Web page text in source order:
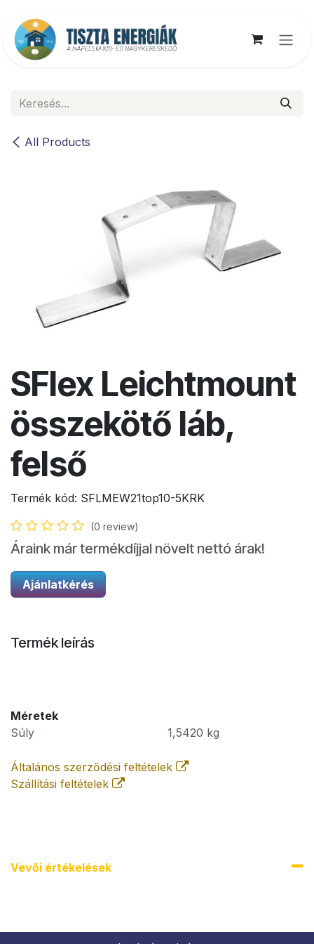
All Products
SFlex Leichtmount
összekötő láb,
felső
Termék kód: SFLMEW21top10-5KRK
(0 review)
Áraink már termékdíjjal növelt nettó árak!
Ajánlatkérés
Termék leírás
Méretek
Súly
1,5420 kg
Általános szerződési feltételek
Szállítási feltételek
Vevői értékel​ések